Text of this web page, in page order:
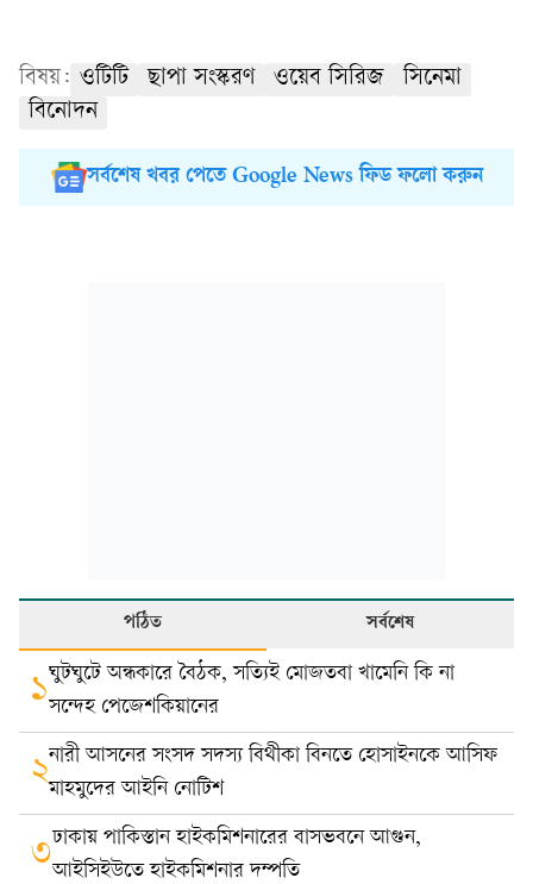
বিষয়: ওটিটি ছাপা সংস্করণ ওয়েব সিরিজ
সিনেমা
বিনোদন
সর্বশেষ খবর পেতে Google News ফিড ফলো করুন
পঠিত সর্বশেষ
১ঘুটঘুটে অন্ধকারে বৈঠক, সত্যিই মোজতবা খামেনি কি না
সন্দেহ পেজেশকিয়ানের
২নারী আসনের সংসদ সদস্য বিথীকা বিনতে হোসাইনকে আসিফ
মাহমুদের আইনি নোটিশ
৩ঢাকায় পাকিস্তান হাইকমিশনারের বাসভবনে আগুন,
আইসিইউতে হাইকমিশনার দম্পতি